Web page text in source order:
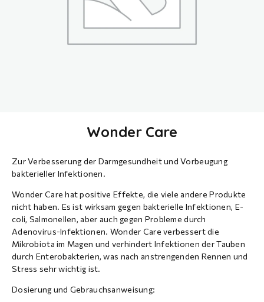
Wonder Care
Zur Verbesserung der Darmgesundheit und Vorbeugung
bakterieller Infektionen.
Wonder Care hat positive Effekte, die viele andere Produkte
nicht haben. Es ist wirksam gegen bakterielle Infektionen, E-
coli, Salmonellen, aber auch gegen Probleme durch
Adenovirus-Infektionen. Wonder Care verbessert die
Mikrobiota im Magen und verhindert Infektionen der Tauben
durch Enterobakterien, was nach anstrengenden Rennen und
Stress sehr wichtig ist.
Dosierung und Gebrauchsanweisung: